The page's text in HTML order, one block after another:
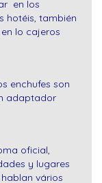
en los
hotéis, también
lo cajeros
enchufes son
adaptador
oficial,
y lugares
vários